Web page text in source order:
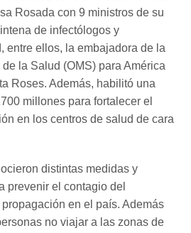
Rosada con 9 ministros de su
de infectólogos y
entre ellos, la embajadora de la
la Salud (OMS) para América
Roses. Además, habilitó una
millones para fortalecer el
en los centros de salud de cara
distintas medidas y
prevenir el contagio del
en el país. Además
no viajar a las zonas de